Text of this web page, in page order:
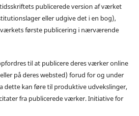
publicerede version af værket
eller udgive det i en bog),
værkets første publicering i nærværende
til at publicere deres værker online
på deres websted) forud for og under
dette kan føre til produktive udvekslinger,
fra publicerede værker. Initiative for